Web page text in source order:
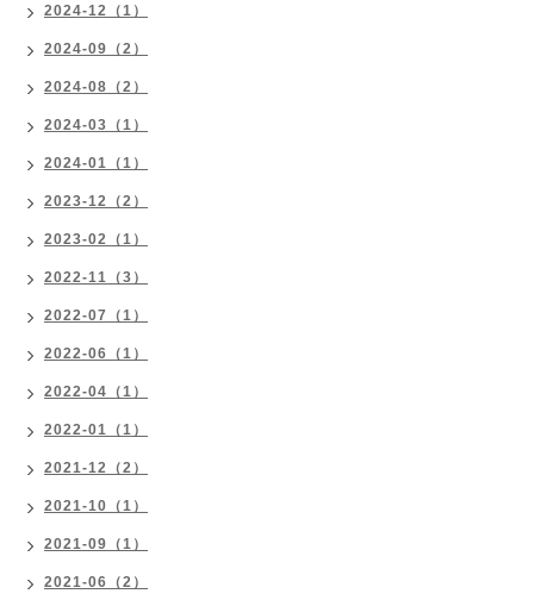
2024-12（1）
2024-09（2）
2024-08（2）
2024-03（1）
2024-01（1）
2023-12（2）
2023-02（1）
2022-11（3）
2022-07（1）
2022-06（1）
2022-04（1）
2022-01（1）
2021-12（2）
2021-10（1）
2021-09（1）
2021-06（2）